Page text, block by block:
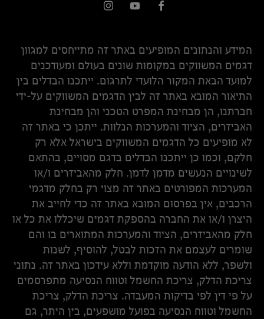
המידע והנתונים המופיעים באתר זה מתייחסים למגוון
דגמים המשווקים במקומות שונים בעולם ומעודכנים
למועד הבאת המקור הלועדי לתרגום. ייתכנו הבדלים בין
התיאור המובא באתר זה לבין הדגמים המשווקים על-ידי
חברתנו, הן מבחינת המפרט הטכני והן מבחינת
האביזרים, הציוד והמערכות הנלוות. ייתכן כי באתר זה
לא מופיעים כל הדגמים המשווקים בישראל אלא רק
חלקם, וכמו כן ייתכנו הבדלים בדגם מסויים, בהתאם
לשינויים הנעשים מדמן לדמן. חלק מהאביזרים ו/או
המערכות המפורטים באתר זה מצוי רק בחלק מדגמי
הרכבים, אין בפרסום המובא באתר זה כדי לחייב את
היצרן ו/או את החברה בהספקת דגמים שיכללו את כל או
חלק מהאביזרים, הציוד והמערכות המתוארים בו והם
שומרים לעצמם את הזכות לבטל, להוסיף, לשנות
ולשפר, ללא הודעה מוקדמת וללא עידכון באתר זה. נתוני
צריכת הדלק, צריכת החשמל וטווח הנסיעה מתפרסמים
על פי דין לפי בדיקות המעבדה. צריכת הדלק, צריכת
החשמל וטווח הנסיעה בפועל מושפעים, בין היתר, גם